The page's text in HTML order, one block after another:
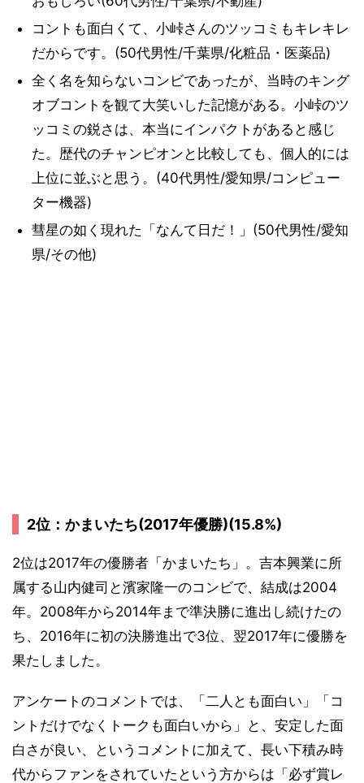
コントも面白くて、小峠さんのツッコミもキレキレ
だからです。(50代男性/千葉県/化粧品・医薬品)
全く名を知らないコンビであったが、当時のキング
オブコントを観て大笑いした記憶がある。小峠のツ
ッコミの鋭さは、本当にインパクトがあると感じ
た。歴代のチャンピオンと比較しても、個人的には
上位に並ぶと思う。(40代男性/愛知県/コンピュー
ター機器)
彗星の如く現れた「なんて日だ！」(50代男性/愛知
県/その他)
2位：かまいたち(2017年優勝)(15.8%)
2位は2017年の優勝者「かまいたち」。吉本興業に所
属する山内健司と濱家隆一のコンビで、結成は2004
年。2008年から2014年まで準決勝に進出し続けたの
ち、2016年に初の決勝進出で3位、翌2017年に優勝を
果たしました。
アンケートのコメントでは、「二人とも面白い」「コ
ントだけでなくトークも面白いから」と、安定した面
白さが良い、というコメントに加えて、長い下積み時
代からファンをされていたという方からは「必ず賞レ